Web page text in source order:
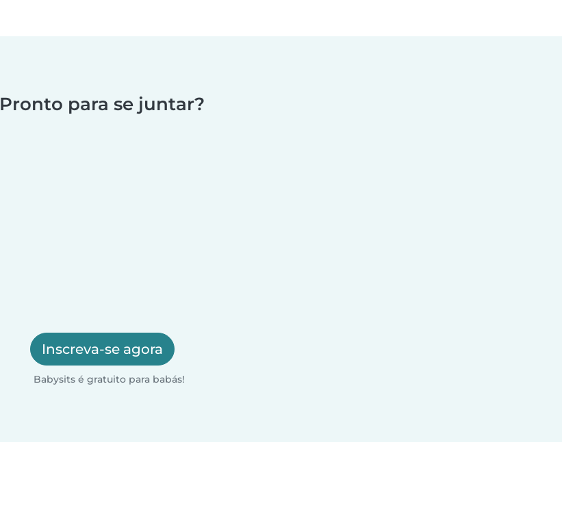
Pronto para se juntar?
Inscreva-se agora
Babysits é gratuito para babás!